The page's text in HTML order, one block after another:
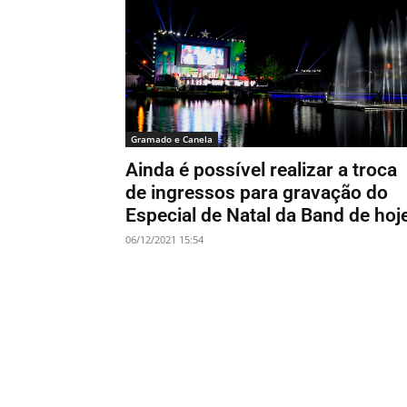
Gramado e Canela
Ainda é possível realizar a troca
de ingressos para gravação do
Especial de Natal da Band de
06/12/2021 15:54